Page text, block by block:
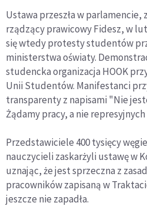
Ustawa przeszła w
rządzący prawicowy Fidesz, w
się wtedy protesty studentów
ministerstwa oświaty.
studencka organizacja HOOK
Unii Studentów. Manifestanci
transparenty z napisami "Nie
Żądamy pracy, a nie
Przedstawiciele 400 tysięcy
nauczycieli zaskarżyli ustawę w
uznając, że jest sprzeczna z
pracowników zapisaną w
jeszcze nie zapadła.